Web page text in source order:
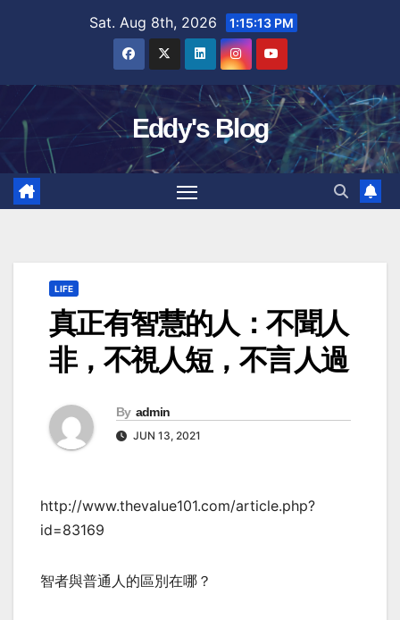
Sat. Aug 8th, 2026 1:15:14 PM
Eddy's Blog
LIFE
真正有智慧的人：不聞人
非，不視人短，不言人過
By admin
JUN 13, 2021
http://www.thevalue101.com/article.php?
id=83169
智者與普通人的區別在哪？